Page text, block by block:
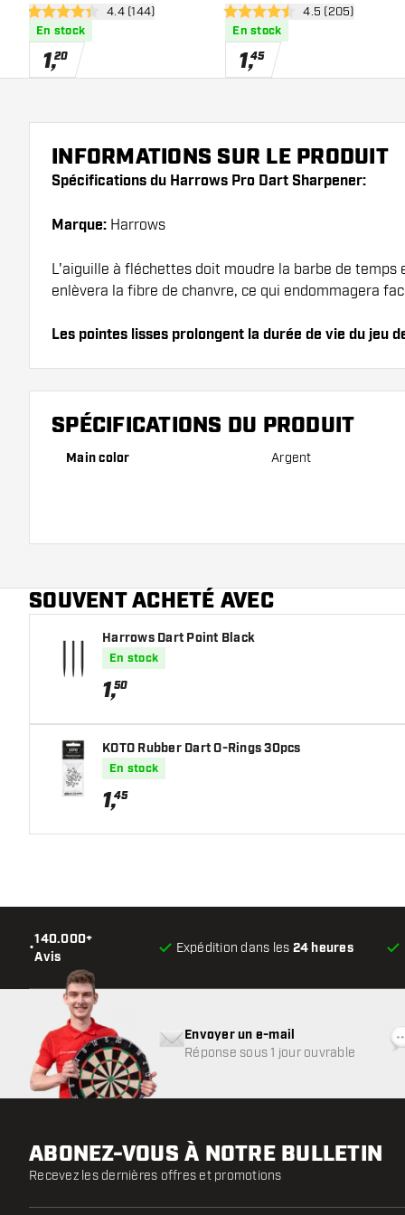
ouvrir le panneau des avis
4.4 étoiles de notation
4.4 (144)
En stock
1,20
ouvrir le
4.5 étoiles de notation
4.5 (205)
En stock
1,45
INFORMATIONS SUR LE PRODUIT
Spécifications du Harrows Pro Dart Sharpener:
Marque: Harrows
L'aiguille à fléchettes doit moudre la barbe de temps
enlèvera la fibre de chanvre, ce qui endommagera
Les pointes lisses prolongent la durée de vie du jeu
SPÉCIFICATIONS DU PRODUIT
Main color Argent
SOUVENT ACHETÉ AVEC
Harrows Dart Point Black
En stock
1,50
KOTO Rubber Dart O-Rings 30pcs
En stock
1,45
•
140.000+
Avis
Expédition dans les 24 heures
Envoyer un e-mail
Réponse sous 1 jour ouvrable
ABONEZ-VOUS À NOTRE BULLETIN
Recevez les dernières offres et promotions